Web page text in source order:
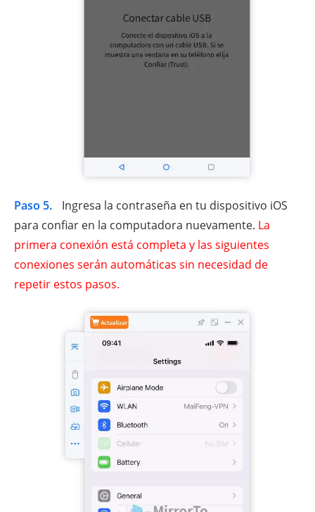
Paso 5.
Ingresa la contraseña en tu dispositivo iOS
para confiar en la computadora nuevamente. La
primera conexión está completa y las siguientes
conexiones serán automáticas sin necesidad de
repetir estos pasos.